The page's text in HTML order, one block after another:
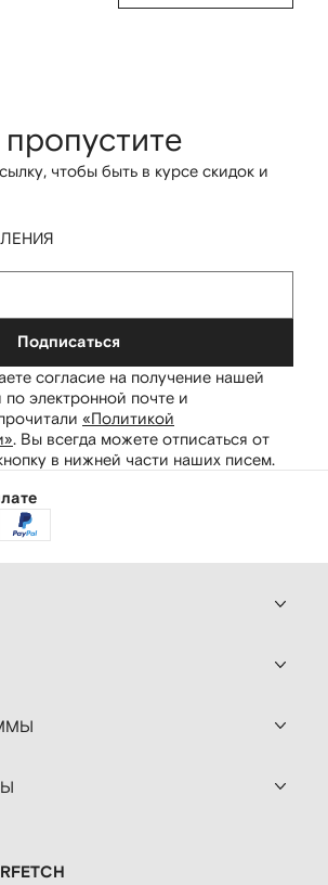
чтобы быть в курсе скидок и
Подписаться
согласие на получение нашей
электронной почте и
«Политикой
Вы всегда можете отписаться от
в нижней части наших писем.